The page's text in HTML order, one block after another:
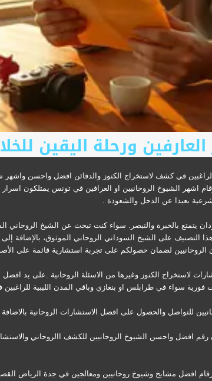
ورحلة اليقين
في كشف لاستخراج الكنوز والدفائن افضل واحسن واشهر
اشهر الشيوخ الروحانيين او العرافين في تونس يمتلكون
بعيدا عن الدجل والشعودة .
يتمتع بالخبرة والتبصر. سواء كنت تبحث عن الشيخ
التصنيف على الشيخ السوداني الروحاني الموثوق، بالإضافة
لضمان حصولكم على تجربة استشارية قائمة على
لاستخراج الكنوز وغيرها من الاسئلة الروحانية .على يد
سواء في طرابلس او بنغازي وباقي المدن الليبية للراغبين
للتواصل والحصول على افضل الاستشارات الروحانية
رقم افضل واحسن الشيوخ الروحانيين للكشف االروحاني
مشايخ وشيوخ روحانيين ومعالجين في جدة الرياض القصيم